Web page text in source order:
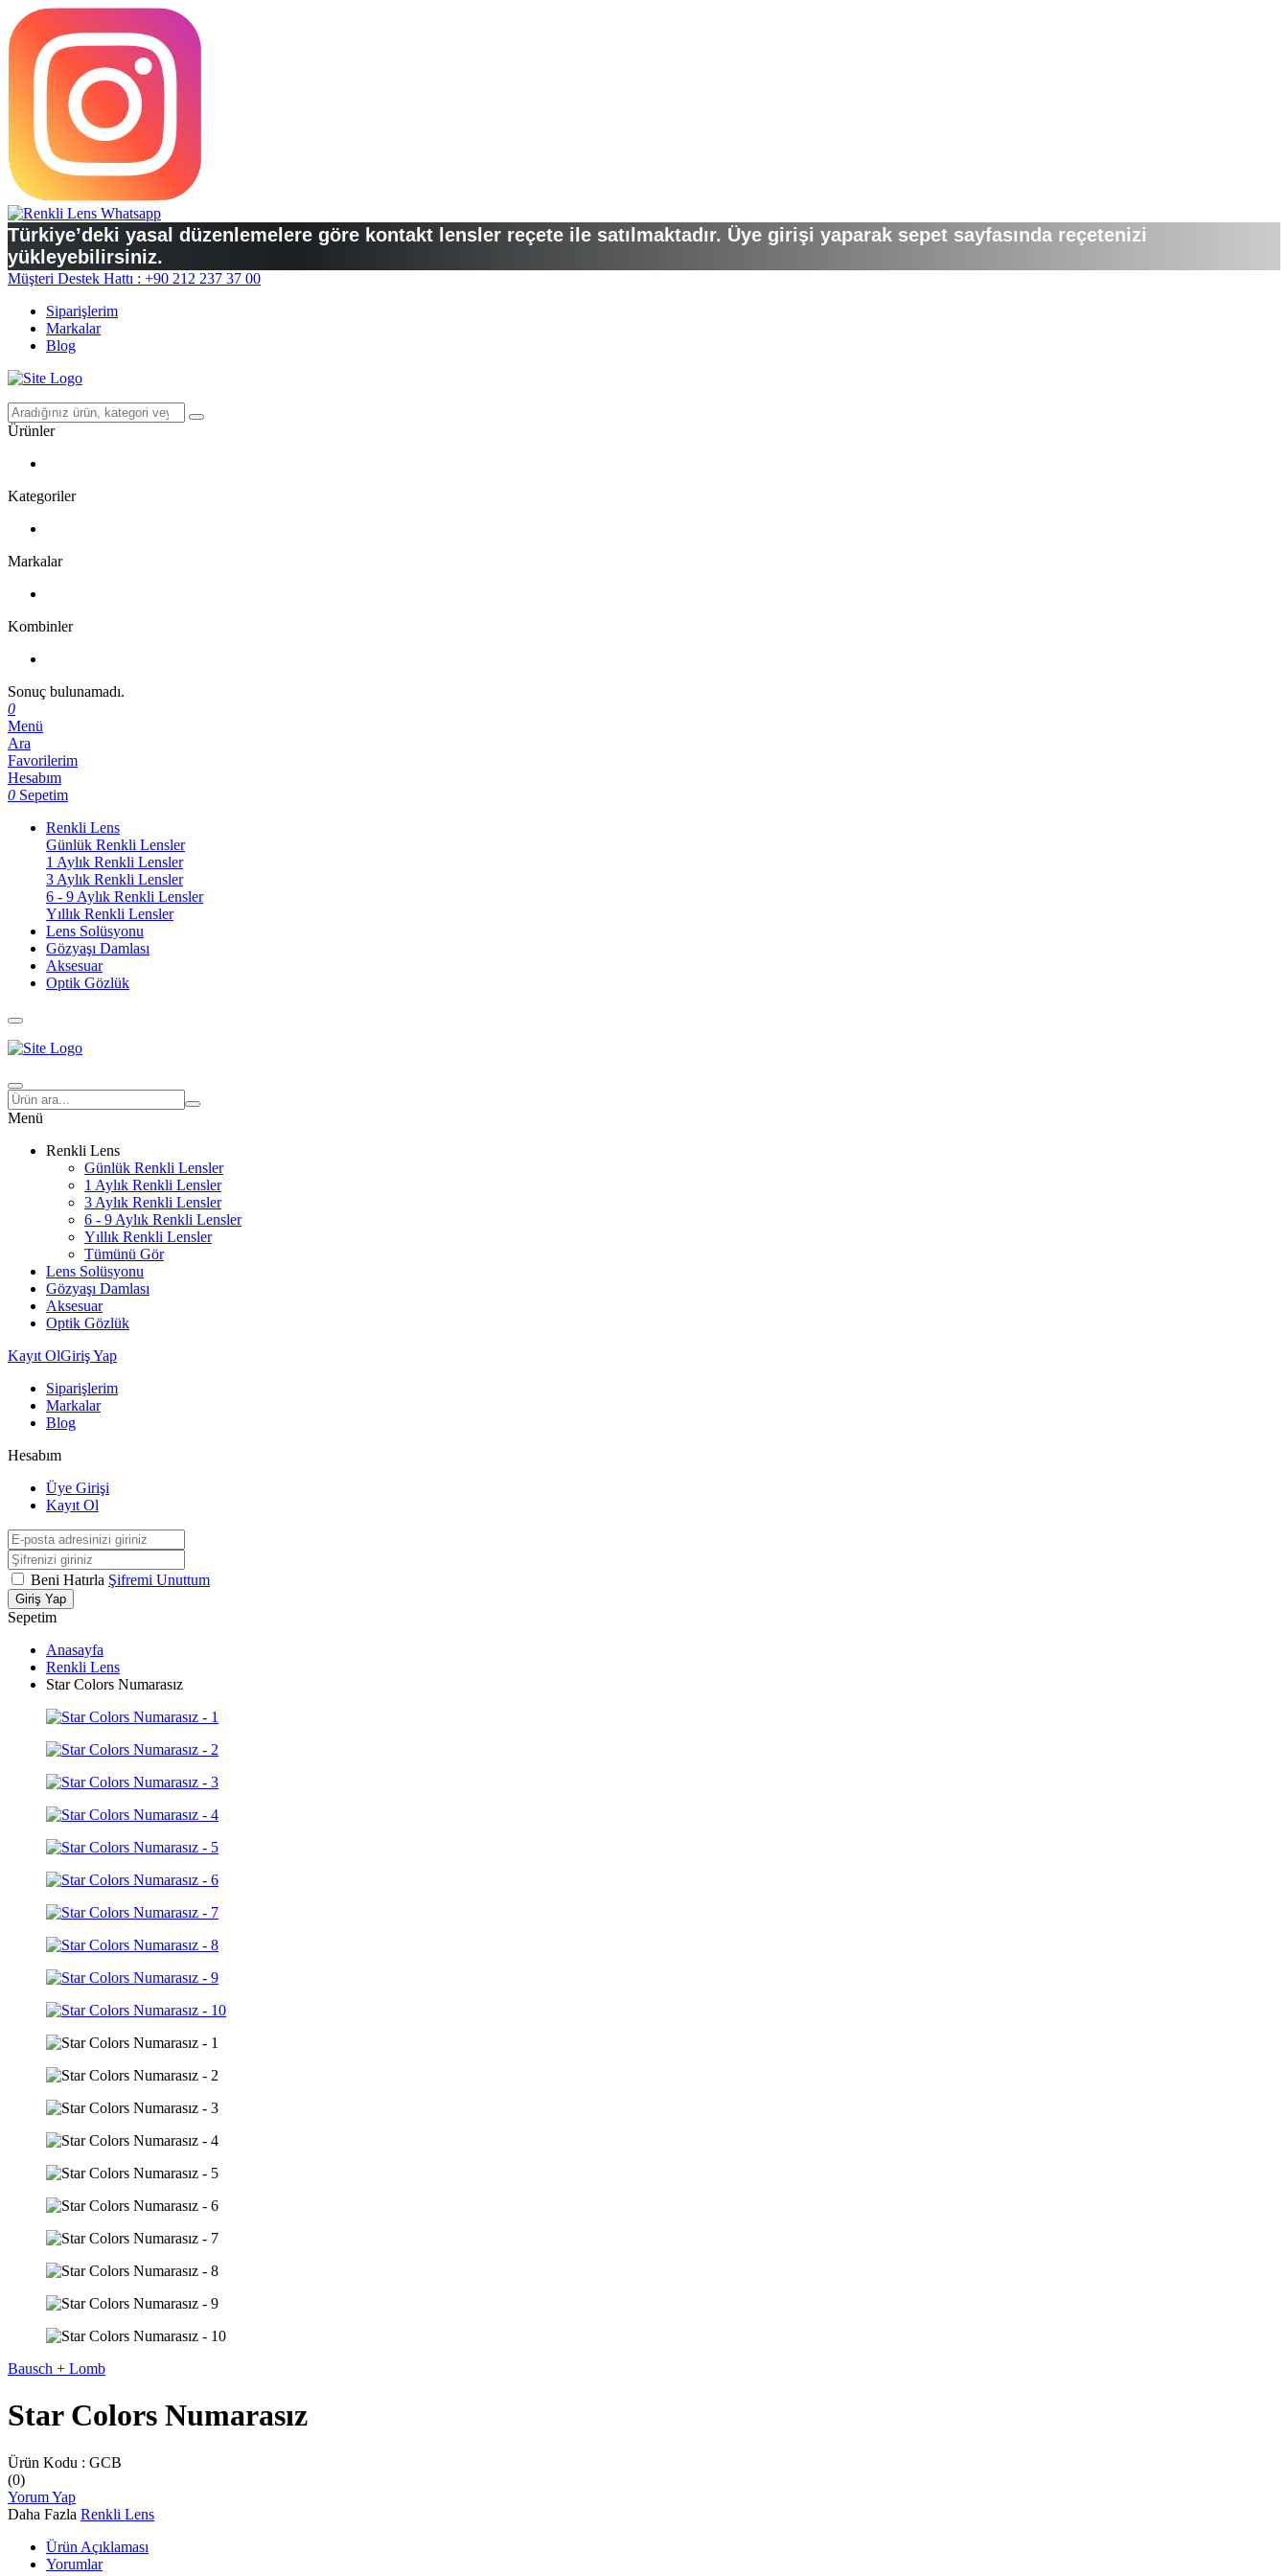
Türkiye’deki yasal düzenlemelere göre kontakt lensler reçete ile satılmaktadır. Üye girişi yaparak sepet sayfasında reçetenizi
yükleyebilirsiniz.
Müşteri Destek Hattı : +90 212 237 37 00
Siparişlerim
Markalar
Blog
Ürünler
Kategoriler
Markalar
Kombinler
Sonuç bulunamadı.
0
Menü
Ara
Favorilerim
Hesabım
0 Sepetim
Renkli Lens
Günlük Renkli Lensler
1 Aylık Renkli Lensler
3 Aylık Renkli Lensler
6 - 9 Aylık Renkli Lensler
Yıllık Renkli Lensler
Lens Solüsyonu
Gözyaşı Damlası
Aksesuar
Optik Gözlük
Menü
Renkli Lens
Günlük Renkli Lensler
1 Aylık Renkli Lensler
3 Aylık Renkli Lensler
6 - 9 Aylık Renkli Lensler
Yıllık Renkli Lensler
Tümünü Gör
Lens Solüsyonu
Gözyaşı Damlası
Aksesuar
Optik Gözlük
Kayıt OlGiriş Yap
Siparişlerim
Markalar
Blog
Hesabım
Üye Girişi
Kayıt Ol
Beni Hatırla Şifremi Unuttum
Giriş Yap
Sepetim
Anasayfa
Renkli Lens
Star Colors Numarasız
Bausch + Lomb
Star Colors Numarasız
Ürün Kodu : GCB
(0)
Yorum Yap
Daha Fazla Renkli Lens
Ürün Açıklaması
Yorumlar